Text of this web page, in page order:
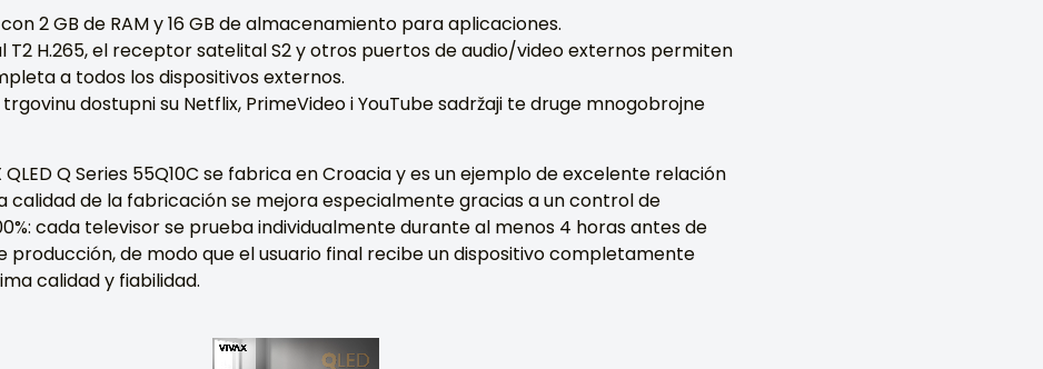
2 GB de RAM y 16 GB de almacenamiento para aplicaciones.
T2 H.265, el receptor satelital S2 y otros puertos de audio/video externos permiten
a todos los dispositivos externos.
dostupni su Netflix, PrimeVideo i YouTube sadržaji te druge mnogobrojne
QLED Q Series 55Q10C se fabrica en Croacia y es un ejemplo de excelente relación
calidad de la fabricación se mejora especialmente gracias a un control de
cada televisor se prueba individualmente durante al menos 4 horas antes de
producción, de modo que el usuario final recibe un dispositivo completamente
calidad y fiabilidad.